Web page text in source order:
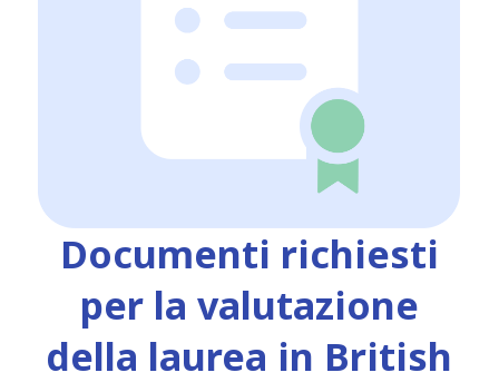
Documenti richiesti
per la valutazione
della laurea in British